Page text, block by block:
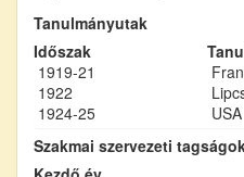
Tanulmányutak
Időszak
1919-21
1922
1924-25
USA
Szakmai szervezeti